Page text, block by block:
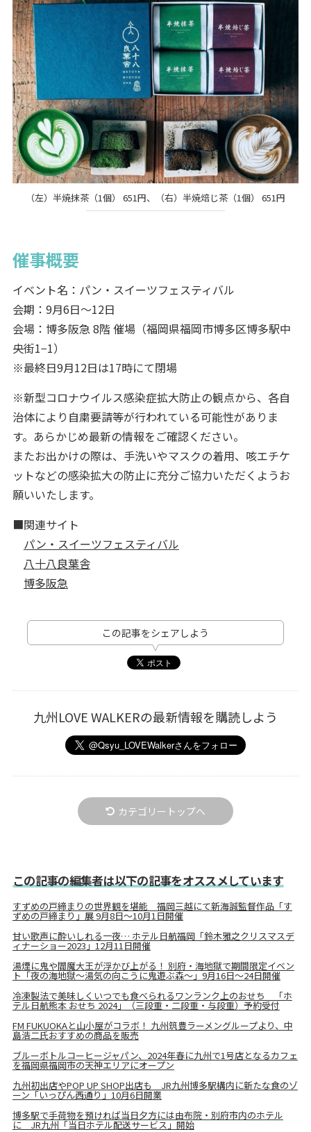
（左）半焼抹茶（1個） 651円、（右）半焼焙じ茶（1個） 651円
催事概要
イベント名：パン・スイーツフェスティバル
会期：9月6日～12日
会場：博多阪急 8階 催場（福岡県福岡市博多区博多駅中
央街1−1）
※最終日9月12日は17時にて閉場
※新型コロナウイルス感染症拡大防止の観点から、各自
治体により自粛要請等が行われている可能性がありま
す。あらかじめ最新の情報をご確認ください。
またお出かけの際は、手洗いやマスクの着用、咳エチケ
ットなどの感染拡大の防止に充分ご協力いただくようお
願いいたします。
■関連サイト
パン・スイーツフェスティバル
八十八良葉舎
博多阪急
この記事をシェアしよう
九州LOVE WALKERの最新情報を購読しよう
カテゴリートップへ
この記事の編集者は以下の記事をオススメしています
すずめの戸締まりの世界観を堪能 福岡三越にて新海誠監督作品「す
ずめの戸締まり」展 9月8日～10月1日開催
甘い歌声に酔いしれる一夜… ホテル日航福岡「鈴木雅之クリスマスデ
ィナーショー2023」12月11日開催
湯煙に鬼や閻魔大王が浮かび上がる！ 別府・海地獄で期間限定イベン
ト「夜の海地獄～湯気の向こうに鬼遊ぶ森～」9月16日～24日開催
冷凍製法で美味しくいつでも食べられるワンランク上のおせち 「ホ
テル日航熊本 おせち 2024」（三段重・二段重・与段重）予約受付
FM FUKUOKAと山小屋がコラボ！ 九州筑豊ラーメングループより、中
島浩二氏おすすめの商品を販売
ブルーボトルコーヒージャパン、2024年春に九州で1号店となるカフェ
を福岡県福岡市の天神エリアにオープン
九州初出店やPOP UP SHOP出店も JR九州博多駅構内に新たな食のゾ
ーン「いっぴん西通り」10月6日開業
博多駅で手荷物を預ければ当日夕方には由布院・別府市内のホテル
に JR九州「当日ホテル配送サービス」開始